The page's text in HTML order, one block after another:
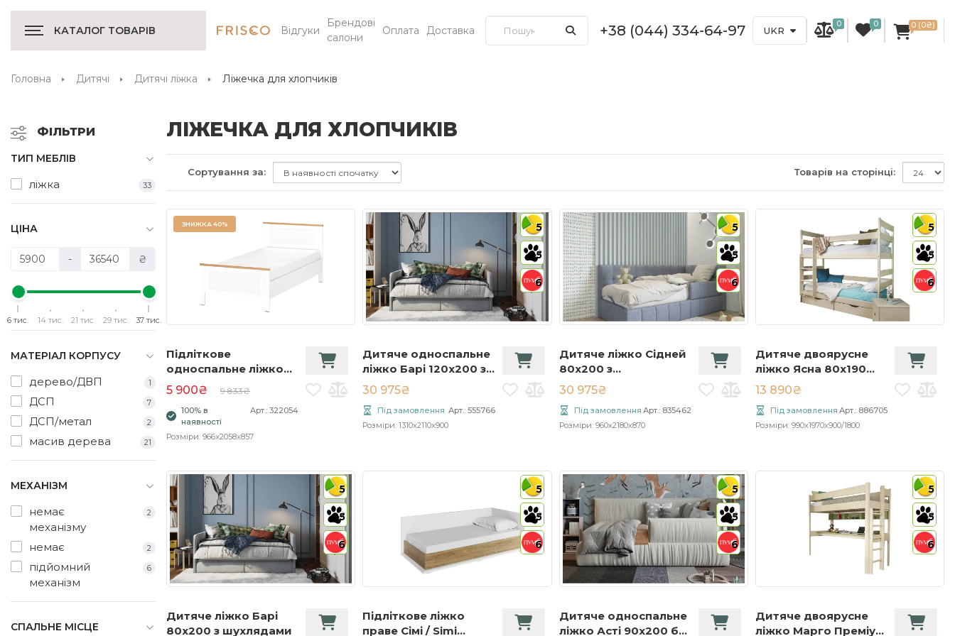
КАТАЛОГ ТОВАРІВ Відгуки
Брендові
салони
Оплата Доставка +38 (044) 334-64-97 UKR
0 0 0 (0₴)
Головна Дитячі Дитячі ліжка Ліжечка для хлопчиків
ФІЛЬТРИ
ТИП МЕБЛІВ
ліжка 33
ЦІНА
- ₴
6 тис. 14 тис. 21 тис. 29 тис. 37 тис.
МАТЕРІАЛ КОРПУСУ
дерево/ДВП 1
ДСП 7
ДСП/метал 2
масив дерева 21
МЕХАНІЗМ
немає
механізму
2
немає 2
підйомний
механізм
6
СПАЛЬНЕ МІСЦЕ
ЛІЖЕЧКА ДЛЯ ХЛОПЧИКІВ
Сортування за: Товарів на сторінці:
ЗНИЖКА40%
Підліткове
односпальне ліжко
Ланцет 90x200
німфея альба/дуб
крафт золотий
5 900₴ 9 833₴
Арт.: 322054
100% в
наявності
Розміри: 966x2058x857
5
5
6
Дитяче односпальне
ліжко Барі 120x200 з
шухлядами
30 975₴
Арт.: 555766
Під замовлення
Розміри: 1310x2110x900
5
5
6
Дитяче ліжко Сідней
80x200 з
підйомником
30 975₴
Арт.: 835462
Під замовлення
Розміри: 960x2180x870
5
5
6
Дитяче двоярусне
ліжко Ясна 80x190
слонова кістка (без
ящиків)
13 890₴
Арт.: 886705
Під замовлення
Розміри: 990x1970x900/1800
5
5
6
Дитяче ліжко Барі
80x200 з шухлядами
5
5
6
Підліткове ліжко
праве Сімі / Simi
5
5
6
Дитяче односпальне
ліжко Асті 90x200 без
5
5
6
Дитяче двоярусне
ліжко Марго Преміум